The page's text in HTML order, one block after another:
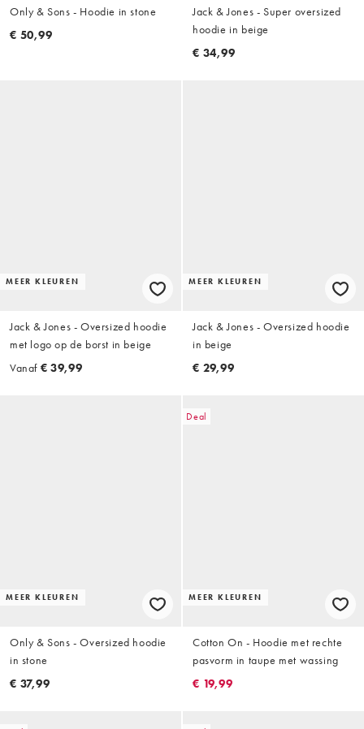
Only & Sons - Hoodie in stone
€ 50,99
Jack & Jones - Super oversized
hoodie in beige
€ 34,99
MEER KLEUREN
Jack & Jones - Oversized hoodie
met logo op de borst in beige
Vanaf € 39,99
MEER KLEUREN
Jack & Jones - Oversized hoodie
in beige
€ 29,99
MEER KLEUREN
Only & Sons - Oversized hoodie
in stone
€ 37,99
Deal
MEER KLEUREN
Cotton On - Hoodie met rechte
pasvorm in taupe met wassing
€ 19,99